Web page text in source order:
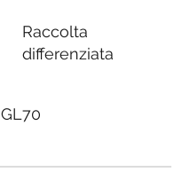
Raccolta
differenziata
GL70